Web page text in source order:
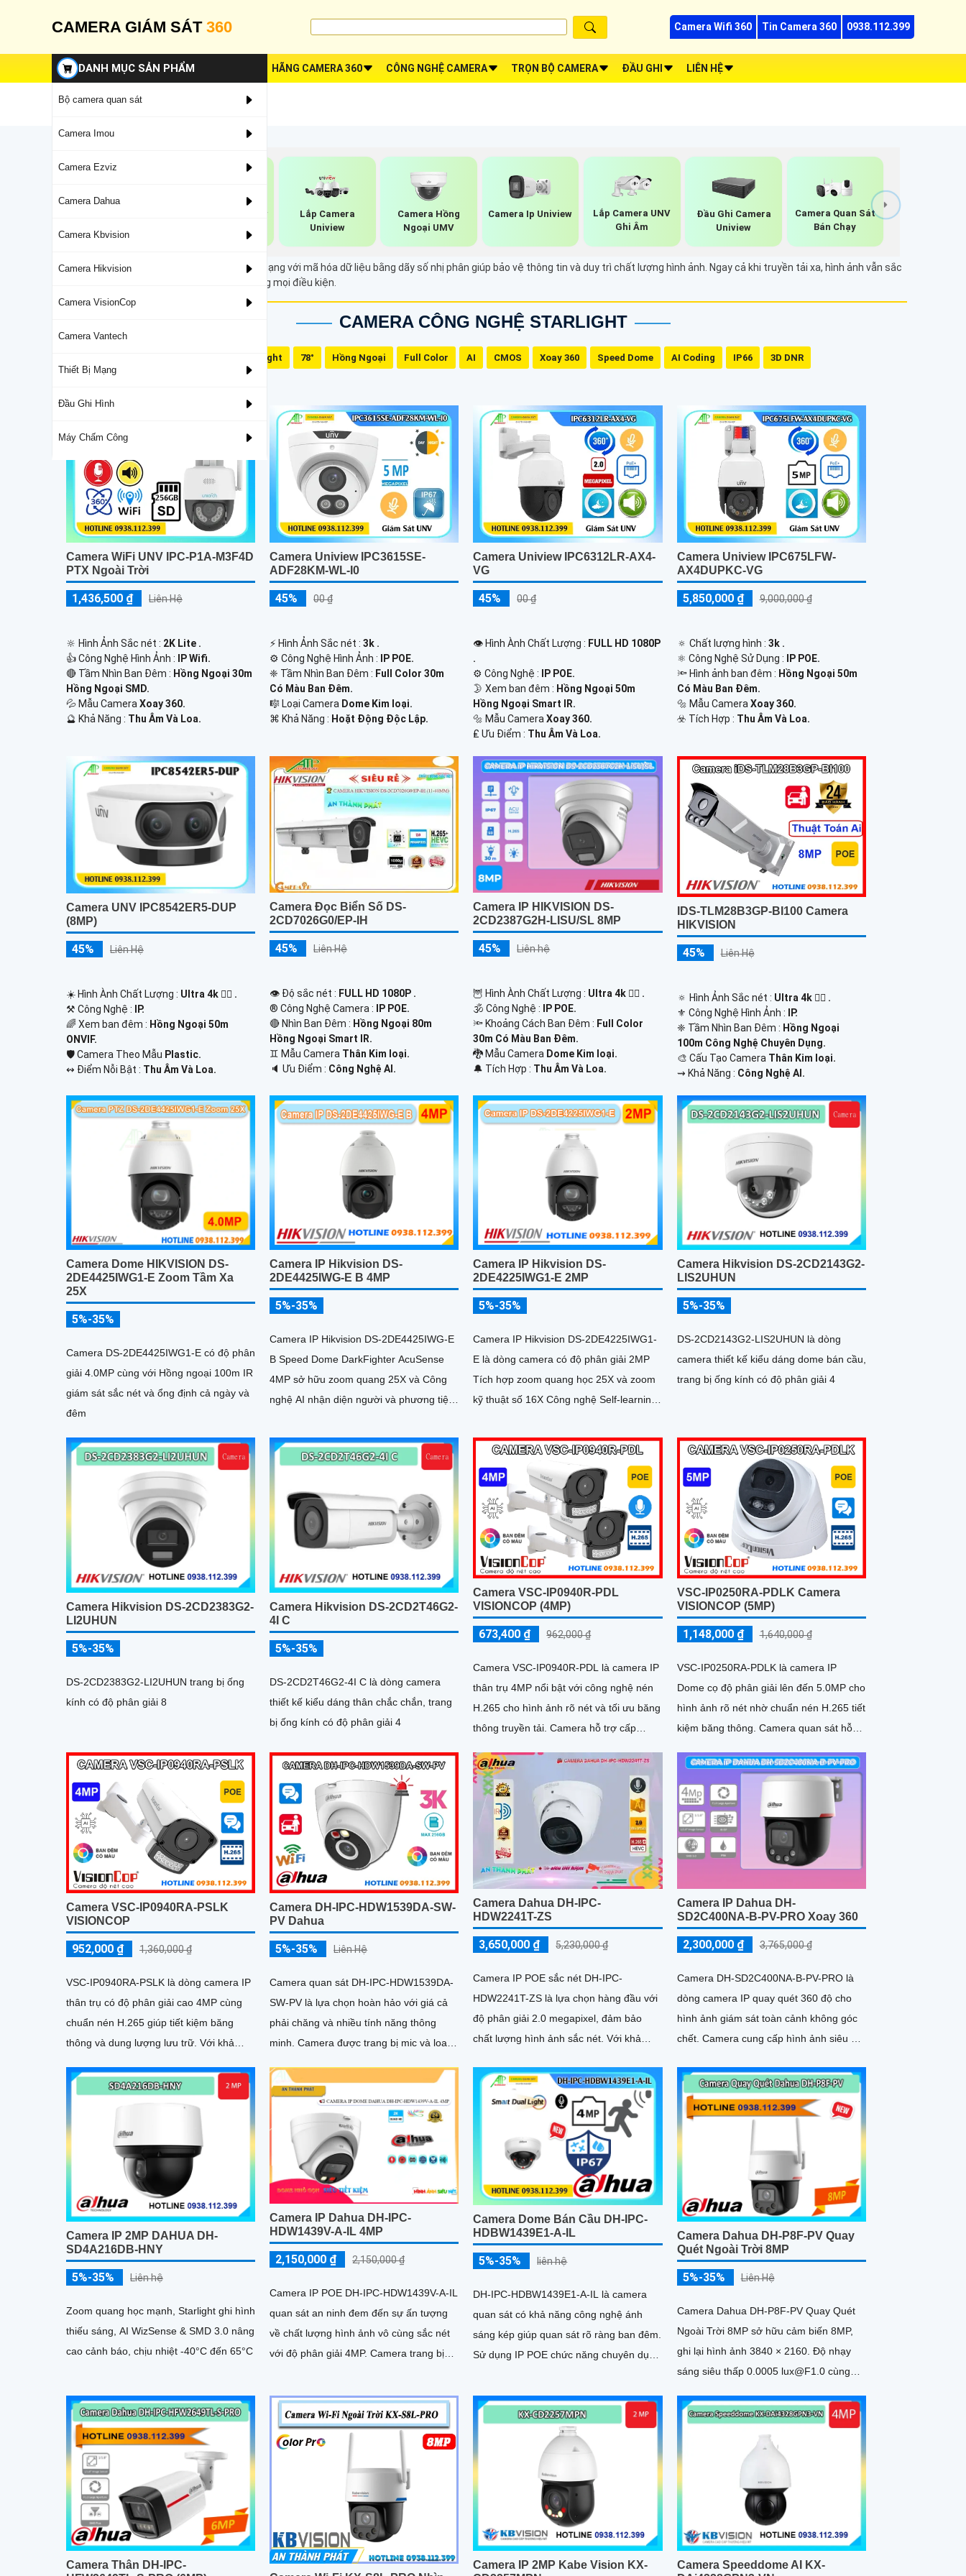
CAMERA GIÁM SÁT 360 Camera Wifi 360 Tin Camera 360 0938.112.399
DANH MỤC SẢN PHẨM
Bộ camera quan sát
Camera Imou
Camera Ezviz
Camera Dahua
Camera Kbvision
Camera Hikvision
Camera VisionCop
Camera Vantech
Thiết Bị Mạng
Đầu Ghi Hình
Máy Chấm Công
HÃNG CAMERA 360 CÔNG NGHỆ CAMERA TRỌN BỘ CAMERA ĐẦU GHI LIÊN HỆ
Camera Ai Uniview
Lắp Camera
Uniview
Camera Hồng
Ngoại UMV
Camera Ip Uniview
Lắp Camera UNV
Ghi Âm
Đầu Ghi Camera
Uniview
Camera Quan Sát
Bán Chạy
Công nghệ camera IP truyền video qua cáp mạng với mã hóa dữ liệu bằng dãy số nhị phân giúp bảo vệ thông tin và duy trì chất lượng hình ảnh. Ngay cả khi truyền tải xa, hình ảnh vẫn sắc
nét, hỗ trợ giám sát hiệu quả và an toàn trong mọi điều kiện.
CAMERA CÔNG NGHỆ STARLIGHT
Dual Light 78° Hồng Ngoại Full Color AI CMOS Xoay 360 Speed Dome AI Coding IP66 3D DNR
Camera WiFi UNV IPC-P1A-M3F4D
PTX Ngoài Trời
1,436,500 ₫ Liên Hệ
🔆 Hình Ảnh Sắc nét : 2K Lite .
👍 Công Nghệ Hình Ảnh :
IP Wifi.
🔴 Tầm Nhìn Ban Đêm : Hồng Ngoại 30m
Hồng Ngoại SMD.
💦 Mẫu Camera Xoay 360.
️🔮 Khả Năng : Thu Âm Và Loa.
Camera Uniview IPC3615SE-
ADF28KM-WL-I0
45% 00 ₫
️⚡ Hình Ảnh Sắc nét :3k .
⚙ Công Nghệ Hình Ảnh :
IP POE.
❈ Tầm Nhìn Ban Đêm : Full Color 30m
Có Màu Ban Ðêm.
🎼️ Loại Camera Dome Kim loại.
️⌘ Khả Năng : Hoặt Động Độc Lập.
Camera Uniview IPC6312LR-AX4-
VG
45% 00 ₫
👁 Hình Ành Chất Lượng : FULL HD 1080P
.
⚙ Công Nghệ :
IP POE.
🌛 Xem ban đêm : Hồng Ngoại 50m
Hồng Ngoại Smart IR.
🔩 Mẫu CameraXoay 360.
️₤ Ưu Điểm : Thu Âm Và Loa.
Camera Uniview IPC675LFW-
AX4DUPKC-VG
5,850,000 ₫ 9,000,000 ₫
🔅 Chất lượng hình : 3k .
⚛️ Công Nghệ Sử Dụng :
IP POE.
🔦 Hình ảnh ban đêm : Hồng Ngoại 50m
Có Màu Ban Ðêm.
🔩 Mẫu Camera Xoay 360.
️☣️ Tích Hợp : Thu Âm Và Loa.
Camera UNV IPC8542ER5-DUP
(8MP)
45% Liên Hệ
☀️ Hình Ành Chất Lượng : Ultra 4k 👍🏾 .
⚒ Công Nghệ :
IP.
🌈 Xem ban đêm : Hồng Ngoại 50m
ONVIF.
🛡 Camera Theo Mẫu Plastic.
️↭ Điểm Nỗi Bật : Thu Âm Và Loa.
Camera Đọc Biển Số DS-
2CD7026G0/EP-IH
45% Liên Hệ
👁 Độ sắc nét : FULL HD 1080P .
®️ Công Nghệ Camera : IP POE.
🔴 Nhìn Ban Đêm : Hồng Ngoại 80m
Hồng Ngoại Smart IR.
♊ Mẫu Camera Thân Kim loại.
️🔈 Ưu Điểm : Công Nghệ AI.
Camera IP HIKVISION DS-
2CD2387G2H-LISU/SL 8MP
45% Liên hệ
🦉 Hình Ành Chất Lượng : Ultra 4k 👍🏾 .
🕉️ Công Nghệ : IP POE.
🔦 Khoảng Cách Ban Đêm : Full Color
30m Có Màu Ban Ðêm.
🐉️ Mẫu Camera Dome Kim loại.
️🔔 Tích Hợp : Thu Âm Và Loa.
IDS-TLM28B3GP-BI100 Camera
HIKVISION
45% Liên Hệ
🔅 Hình Ảnh Sắc nét : Ultra 4k 👍🏾 .
⚜️ Công Nghệ Hình Ảnh :
IP.
❈ Tầm Nhìn Ban Đêm : Hồng Ngoại
100m Công Nghệ Chuyên Dụng.
🎨 Cấu Tạo Camera Thân Kim loại.
️⇝ Khả Năng : Công Nghệ AI.
Camera Dome HIKVISION DS-
2DE4425IWG1-E Zoom Tầm Xa
25X
5%-35%
Camera DS-2DE4425IWG1-E có độ phân
giải 4.0MP cùng với Hồng ngoại 100m IR
giám sát sắc nét và ổng định cả ngày và
đêm
Camera IP Hikvision DS-
2DE4425IWG-E B 4MP
5%-35%
Camera IP Hikvision DS-2DE4425IWG-E
B Speed Dome DarkFighter AcuSense
4MP sở hữu zoom quang 25X và Công
nghệ AI nhận diện người và phương tiện,
khuôn mặt cùng 1 thời điểm
Camera IP Hikvision DS-
2DE4225IWG1-E 2MP
5%-35%
Camera IP Hikvision DS-2DE4225IWG1-
E là dòng camera có độ phân giải 2MP
Tích hợp zoom quang học 25X và zoom
kỹ thuật số 16X Công nghệ Self-learning
AcuSense hỗ trợ nhận diện người và
đồng thời
Camera Hikvision DS-2CD2143G2-
LIS2UHUN
5%-35%
DS-2CD2143G2-LIS2UHUN là dòng
camera thiết kế kiểu dáng dome bán cầu,
trang bị ống kính có độ phân giải 4
Camera Hikvision DS-2CD2383G2-
LI2UHUN
5%-35%
DS-2CD2383G2-LI2UHUN trang bị ống
kính có độ phân giải 8
Camera Hikvision DS-2CD2T46G2-
4I C
5%-35%
DS-2CD2T46G2-4I C là dòng camera
thiết kế kiểu dáng thân chắc chắn, trang
bị ống kính có độ phân giải 4
Camera VSC-IP0940R-PDL
VISIONCOP (4MP)
673,400 ₫ 962,000 ₫
Camera VSC-IP0940R-PDL là camera IP
thân trụ 4MP nổi bật với công nghệ nén
H.265 cho hình ảnh rõ nét và tối ưu băng
thông truyền tải. Camera hỗ trợ cấp
VSC-IP0250RA-PDLK Camera
VISIONCOP (5MP)
1,148,000 ₫ 1,640,000 ₫
VSC-IP0250RA-PDLK là camera IP
Dome cọ độ phân giải lên đến 5.0MP cho
hình ảnh rõ nét nhờ chuẩn nén H.265 tiết
kiệm băng thông. Camera quan sát hỗ
Camera VSC-IP0940RA-PSLK
VISIONCOP
952,000 ₫ 1,360,000 ₫
VSC-IP0940RA-PSLK là dòng camera IP
thân trụ có độ phân giải cao 4MP cùng
chuẩn nén H.265 giúp tiết kiệm băng
thông và dung lượng lưu trữ. Với khả
Camera DH-IPC-HDW1539DA-SW-
PV Dahua
5%-35% Liên Hệ
Camera quan sát DH-IPC-HDW1539DA-
SW-PV là lựa chọn hoàn hảo với giá cả
phải chăng và nhiều tính năng thông
minh. Camera được trang bị mic và loa to
người và phương tiện báo động chủ
động chính xác
Camera Dahua DH-IPC-
HDW2241T-ZS
3,650,000 ₫ 5,230,000 ₫
Camera IP POE sắc nét DH-IPC-
HDW2241T-ZS là lựa chọn hàng đầu với
độ phân giải 2.0 megapixel, đảm bảo
chất lượng hình ảnh sắc nét. Với khả
hồng...
Camera IP Dahua DH-
SD2C400NA-B-PV-PRO Xoay 360
2,300,000 ₫ 3,765,000 ₫
Camera DH-SD2C400NA-B-PV-PRO là
dòng camera IP quay quét 360 độ cho
hình ảnh giám sát toàn cảnh không góc
chết. Camera cung cấp hình ảnh siêu nét
trợ công nghệ phát hiện người SMD 3
Camera IP 2MP DAHUA DH-
SD4A216DB-HNY
5%-35% Liên hệ
Zoom quang học mạnh, Starlight ghi hình
thiếu sáng, AI WizSense & SMD 3.0 nâng
cao cảnh báo, chịu nhiệt -40°C đến 65°C
Camera IP Dahua DH-IPC-
HDW1439V-A-IL 4MP
2,150,000 ₫ 2,150,000 ₫
Camera IP POE DH-IPC-HDW1439V-A-IL
quan sát an ninh đem đến sự ấn tượng
về chất lượng hình ảnh vô cùng sắc nét
với độ phân giải 4MP. Camera trang bị
ban đêm linh hoạt và có màu ban đêm
Camera Dome Bán Cầu DH-IPC-
HDBW1439E1-A-IL
5%-35% liên hệ
DH-IPC-HDBW1439E1-A-IL là camera
quan sát có khả năng công nghệ ánh
sáng kép giúp quan sát rõ ràng ban đêm.
Sử dụng IP POE chức năng chuyên dụng
Camera Dahua DH-P8F-PV Quay
Quét Ngoài Trời 8MP
5%-35% Liên Hệ
Camera Dahua DH-P8F-PV Quay Quét
Ngoài Trời 8MP sở hữu cảm biến 8MP,
ghi lại hình ảnh 3840 × 2160. Độ nhạy
sáng siêu thấp 0.0005 lux@F1.0 cùng
Camera Thân DH-IPC-
Camera IP 2MP Kabe Vision KX-
Camera Speeddome AI KX-